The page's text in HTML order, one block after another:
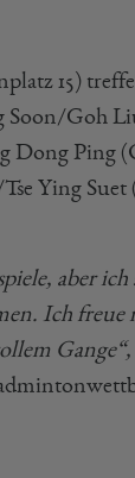
15)
Soon/Goh
Dong Ping
Ying
aber ich
Ich freue
Gange“,